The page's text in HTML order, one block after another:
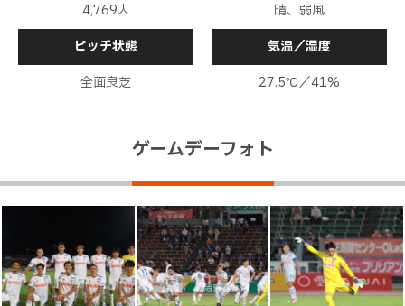
4,769人
晴、弱風
ピッチ状態
全面良芝
気温／湿度
27.5℃／41%
ゲームデーフォト